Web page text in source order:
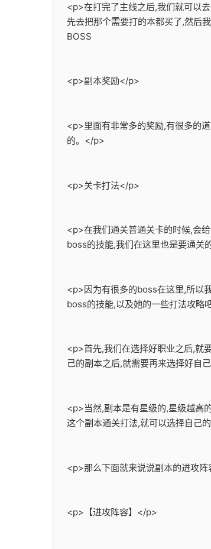
<p>在打完了主线之后,我们就可以
先去把那个需要打的本都买了,然后
BOSS
<p>副本奖励</p>
<p>里面有非常多的奖励,有很多的
的。</p>
<p>关卡打法</p>
<p>在我们通关普通关卡的时候,会
boss的技能,我们在这里也是要通关
<p>因为有很多的boss在这里,所以
boss的技能,以及她的一些打法攻略
<p>首先,我们在选择好职业之后,就
己的副本之后,就需要再来选择好自
<p>当然,副本是有星级的,星级越高
这个副本通关打法,就可以选择自己
<p>那么下面就来说说副本的进攻
<p>【进攻阵容】</p>